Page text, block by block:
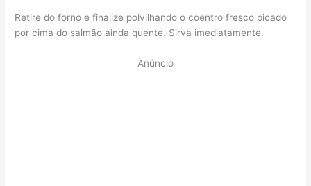
Retire do forno e finalize polvilhando o coentro fresco picado
por cima do salmão ainda quente. Sirva imediatamente.
Anúncio